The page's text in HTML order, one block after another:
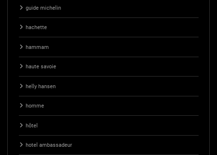
guide michelin
hachette
hammam
haute savoie
helly hansen
homme
hôtel
hotel ambassadeur